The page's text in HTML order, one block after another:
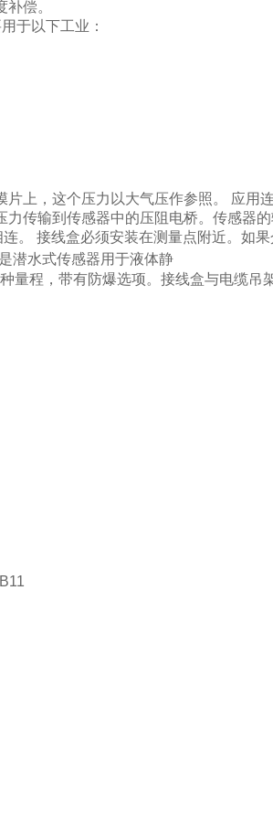
偿。
于以下工业：
上，这个压力以大气压作参照。 应用
力传输到传感器中的压阻电桥。传感器
。 接线盒必须安装在测量点附近。如
潜水式传感器用于液体静
量程，带有防爆选项。接线盒与电缆吊